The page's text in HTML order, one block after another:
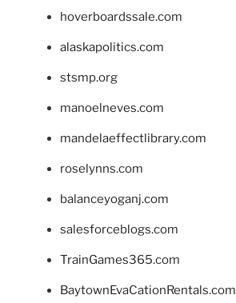
hoverboardssale.com
alaskapolitics.com
stsmp.org
manoelneves.com
mandelaeffectlibrary.com
roselynns.com
balanceyoganj.com
salesforceblogs.com
TrainGames365.com
BaytownEvaCationRentals.com